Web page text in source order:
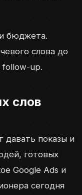
бюджета.
слова до
follow-up.
слов
давать показы и
готовых
Google Ads и
сегодня